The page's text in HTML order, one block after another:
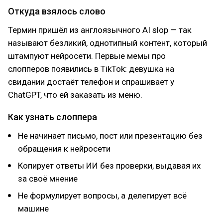
Откуда взялось слово
Термин пришёл из англоязычного AI slop — так
называют безликий, однотипный контент, который
штампуют нейросети. Первые мемы про
слопперов появились в TikTok: девушка на
свидании достаёт телефон и спрашивает у
ChatGPT, что ей заказать из меню.
Как узнать слоппера
Не начинает письмо, пост или презентацию без
обращения к нейросети
Копирует ответы ИИ без проверки, выдавая их
за своё мнение
Не формулирует вопросы, а делегирует всё
машине